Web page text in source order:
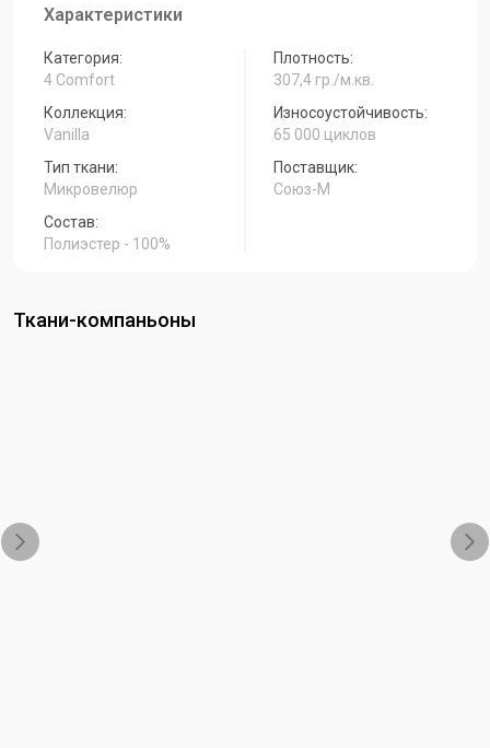
Характеристики
Категория:
4 Comfort
Плотность:
307,4 гр./м.кв.
Коллекция:
Vanilla
Износоустойчивость:
65 000 циклов
Тип ткани:
Микровелюр
Поставщик:
Союз-М
Состав:
Полиэстер - 100%
Ткани-компаньоны